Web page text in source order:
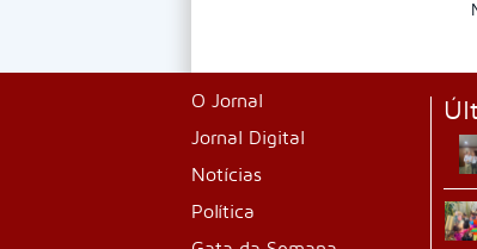
O Jornal
Jornal Digital
Notícias
Política